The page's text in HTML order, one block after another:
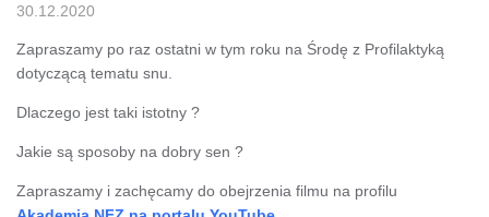
30.12.2020
Zapraszamy po raz ostatni w tym roku na Środę z Profilaktyką
dotyczącą tematu snu.
Dlaczego jest taki istotny ?
Jakie są sposoby na dobry sen ?
Zapraszamy i zachęcamy do obejrzenia filmu na profilu